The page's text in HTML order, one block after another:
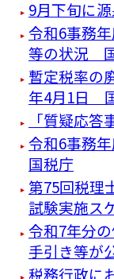
9月下旬に
令和6事務
等の状況
暫定税率の
年4月1日
「質疑応
令和6事務
国税庁
第75回税理
試験実施ス
令和7年分
手引き等
税務行政に